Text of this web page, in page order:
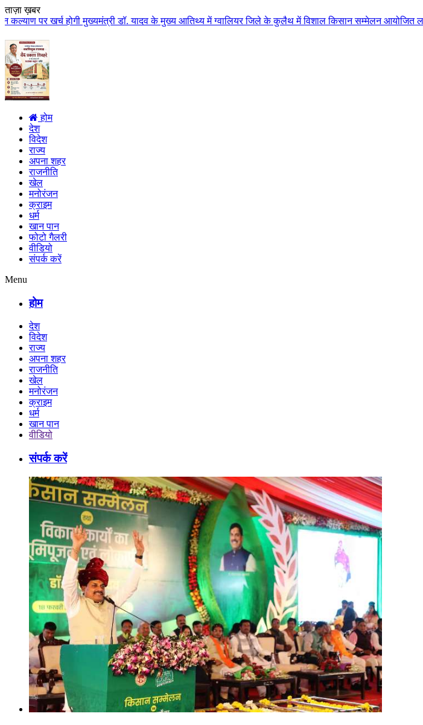
ताज़ा ख़बर
होगी मुख्यमंत्री डॉ. यादव के मुख्य आतिथ्य में ग्वालियर जिले के कुलैथ में विशाल किसान सम्मेलन आयोजित लगभग 87.21
होम
देश
विदेश
राज्य
अपना शहर
राजनीति
खेल
मनोरंजन
क्राइम
धर्म
खान पान
फोटो गैलरी
वीडियो
संपर्क करें
Menu
होम
देश
विदेश
राज्य
अपना शहर
राजनीति
खेल
मनोरंजन
क्राइम
धर्म
खान पान
वीडियो
संपर्क करें